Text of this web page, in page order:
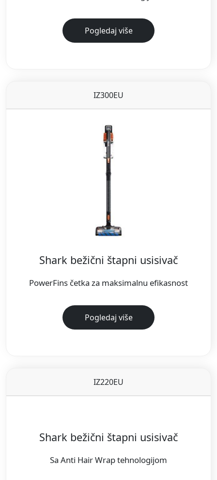
Pogledaj više
IZ300EU
Shark bežični štapni usisivač
PowerFins četka za maksimalnu efikasnost
Pogledaj više
IZ220EU
Shark bežični štapni usisivač
Sa Anti Hair Wrap tehnologijom